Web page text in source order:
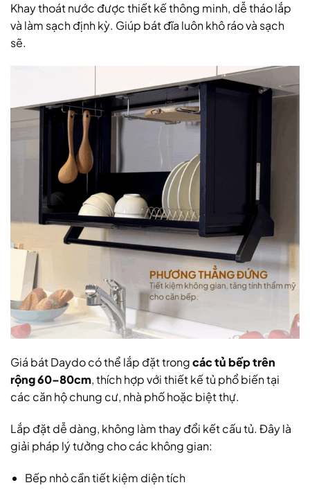
Khay thoát nước được thiết kế thông minh, dễ tháo lắp
và làm sạch định kỳ. Giúp bát đĩa luôn khô ráo và sạch
sẽ.
Giá bát Daydo có thể lắp đặt trongcác tủ bếp trên
rộng 60–80cm, thích hợp với thiết kế tủ phổ biến tại
các căn hộ chung cư, nhà phố hoặc biệt thự.
Lắp đặt dễ dàng, không làm thay đổi kết cấu tủ. Đây là
giải pháp lý tưởng cho các không gian:
Bếp nhỏ cần tiết kiệm diện tích